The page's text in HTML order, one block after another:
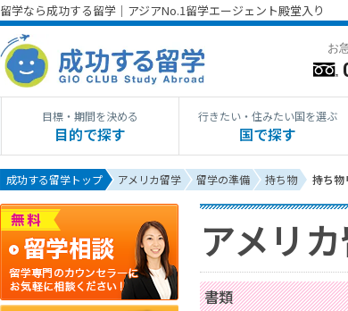
留学なら成功する留学｜アジアNo.1留学エージェント殿堂入り
お
目標・期間を決める
目的で探す
行きたい・住みたい国を選ぶ
国で探す
成功する留学トップ アメリカ留学 留学の準備 持ち物 持ち物
アメリ
書類